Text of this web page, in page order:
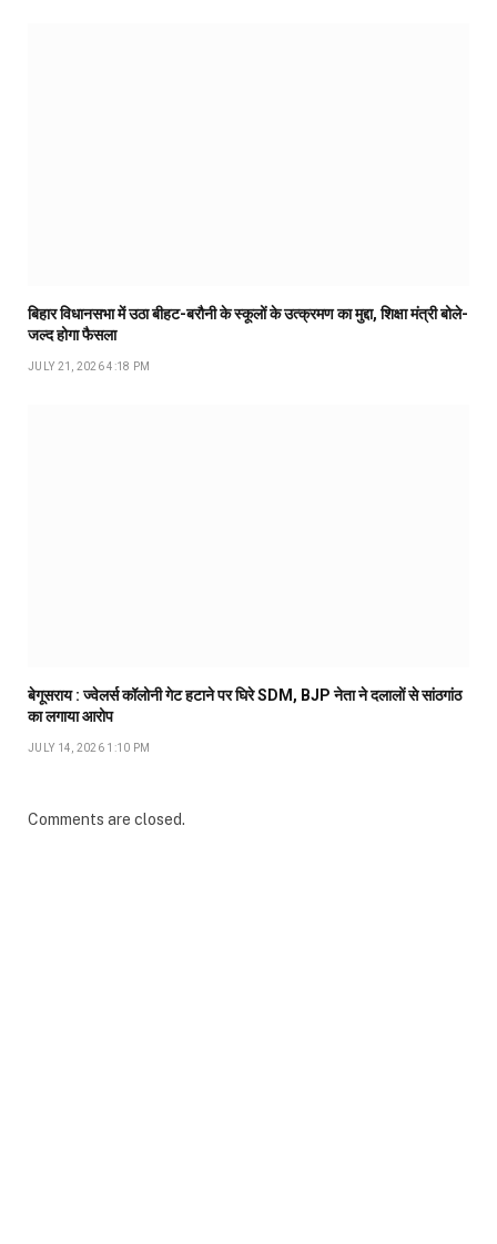
बिहार विधानसभा में उठा बीहट-बरौनी के स्कूलों के उत्क्रमण का मुद्दा, शिक्षा मंत्री बोले-
जल्द होगा फैसला
JULY 21, 2026 4:18 PM
बेगूसराय : ज्वेलर्स कॉलोनी गेट हटाने पर घिरे SDM, BJP नेता ने दलालों से सांठगांठ
का लगाया आरोप
JULY 14, 2026 1:10 PM
Comments are closed.